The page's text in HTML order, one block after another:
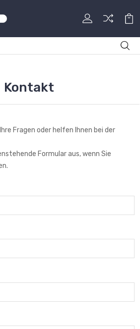
Kontakt
Fragen oder helfen Ihnen bei der
Formular aus, wenn Sie